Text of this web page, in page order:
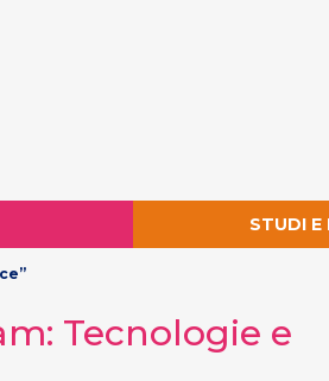
STUDI E
Tecnologie e